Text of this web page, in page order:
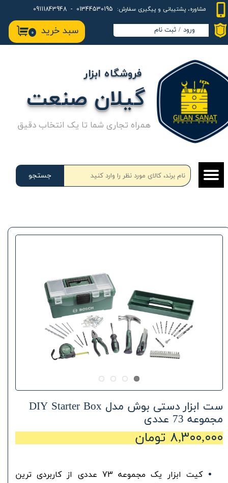
مشاوره، پشتیبانی و پیگیری سفارش:
۰ سبد خرید ورود / ثبت نام
حساب کاربری من
تغییر گذر واژه
سفارشات
خروج از حساب کاربری
جستجو
گیلان صنعت
فروشگاه ابزار
همراه تجاری شما تا یک انتخاب دقیق
ست ابزار دستی بوش مدل DIY Starter Box
مجموعه 73 عددی
۸,۳۰۰,۰۰۰ تومان
کیت ابزار یک مجموعه 73 عددی از کاربردی ترین